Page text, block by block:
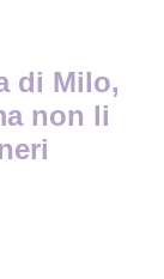
di Milo,
non li